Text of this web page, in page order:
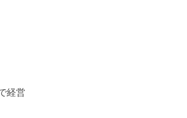
経営